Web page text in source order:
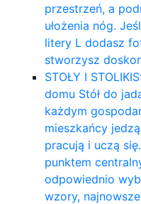
przestrzeń, a
ułożenia nóg.
litery L dodasz
stworzysz
STOŁY I STOLIKI
domu Stół do
każdym
mieszkańcy
pracują i uczą
punktem
odpowiednio
wzory,